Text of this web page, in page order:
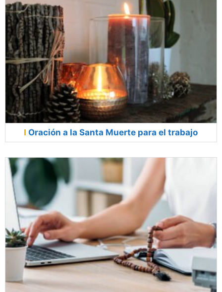
Oración a la Santa Muerte para el trabajo